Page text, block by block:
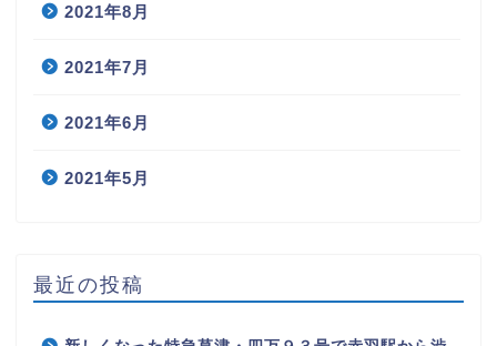
2021年8月
2021年7月
2021年6月
2021年5月
最近の投稿